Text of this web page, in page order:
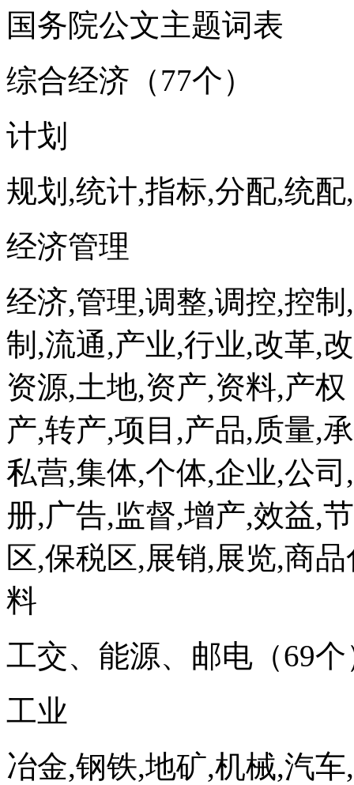
国务院公文主题词表
综合经济（77个）
计划
规划,统计,指标,分配,统配
经济管理
经济,管理,调整,调控,控
制,流通,产业,行业,改革,
资源,土地,资产,资料,产
产,转产,项目,产品,质量,
私营,集体,个体,企业,公
册,广告,监督,增产,效益,
区,保税区,展销,展览,商
料
工交、能源、邮电（69个
工业
冶金,钢铁,地矿,机械,汽